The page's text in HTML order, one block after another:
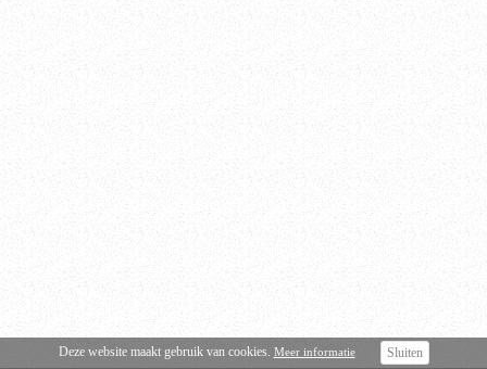
Deze website maakt gebruik van cookies. Meer informatie Sluiten